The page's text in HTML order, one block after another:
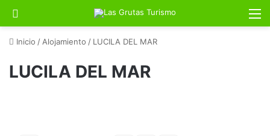
Inicio / Alojamiento / LUCILA DEL MAR
LUCILA DEL MAR